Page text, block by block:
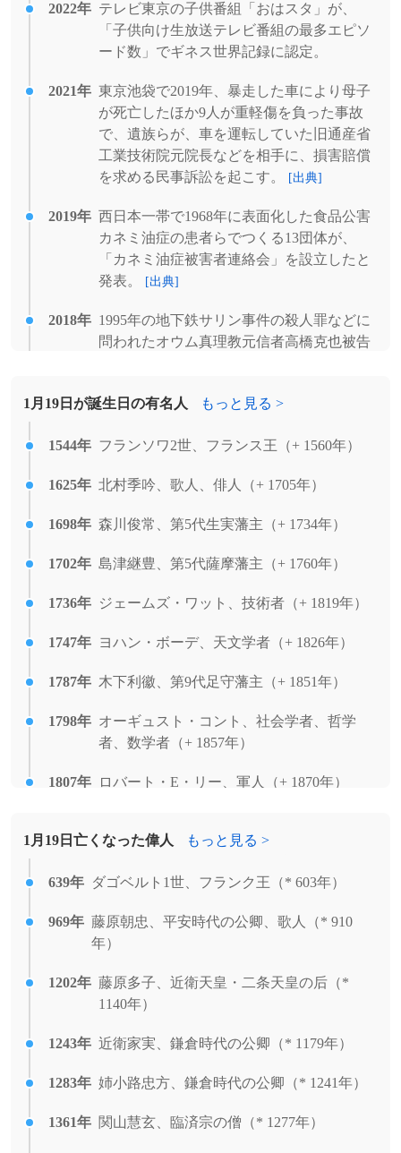
2022年 テレビ東京の子供番組「おはスタ」が、
「子供向け生放送テレビ番組の最多エピソ
ード数」でギネス世界記録に認定。
2021年 東京池袋で2019年、暴走した車により母子
が死亡したほか9人が重軽傷を負った事故
で、遺族らが、車を運転していた旧通産省
工業技術院元院長などを相手に、損害賠償
を求める民事訴訟を起こす。
[出典]
2019年 西日本一帯で1968年に表面化した食品公害
カネミ油症の患者らでつくる13団体が、
「カネミ油症被害者連絡会」を設立したと
発表。
[出典]
2018年 1995年の地下鉄サリン事件の殺人罪などに
問われたオウム真理教元信者高橋克也被告
よる一連の事件で起訴された192人全員の
綻で会社更生法を申請。
2008年 京都市内で初の都市高速道路となる阪神高
路接続部間で開通。
2006年
NASAが史上初の冥王星無人探査機「ニュ
1999年
奈良県明日香村の飛鳥池遺跡で、日本最古
の通貨富本銭が発掘される。
1997年
篠塚建次郎がパリダカール・ラリーの四輪
部門にて日本人初の総合優勝。
1997年
京樽が東京地方裁判所に会社更生法の適用
ン共和国の首都グロズヌイの大統領府を占
皇室会議で皇太子徳仁親王と外務省職員・
チェコとスロバキアが国連に加盟。
1991年 登山家の田部井淳子が南極大陸最高峰ヴィ
て世界六大陸の最高峰を征服。
1984年 九州から関東の太平洋側各地で15年ぶりの
1月19日が誕生日の有名人 もっと見る >
1544年 フランソワ2世、フランス王（+ 1560年）
1625年 北村季吟、歌人、俳人（+ 1705年）
1698年 森川俊常、第5代生実藩主（+ 1734年）
1702年 島津継豊、第5代薩摩藩主（+ 1760年）
1736年 ジェームズ・ワット、技術者（+ 1819年）
1747年 ヨハン・ボーデ、天文学者（+ 1826年）
1787年 木下利徽、第9代足守藩主（+ 1851年）
1798年 オーギュスト・コント、社会学者、哲学
者、数学者（+ 1857年）
1807年 ロバート・E・リー、軍人（+ 1870年）
（+ 1887年）
1809年
エドガー・アラン・ポー、小説家（+ 1849
ヘンリー・ベッセマー、技術者、発明家
ウィリアム・フリス、画家（+ 1909年）
1832年 フェルディナント・ラウプ、ヴァイオリニ
（ケルクホフスの原理）（+ 1903年）
1月19日亡くなった偉人 もっと見る >
639年 ダゴベルト1世、フランク王（* 603年）
969年 藤原朝忠、平安時代の公卿、歌人（* 910
年）
1202年 藤原多子、近衛天皇・二条天皇の后（*
1140年）
1243年 近衛家実、鎌倉時代の公卿（* 1179年）
1283年 姉小路忠方、鎌倉時代の公卿（* 1241年）
1361年 関山慧玄、臨済宗の僧（* 1277年）